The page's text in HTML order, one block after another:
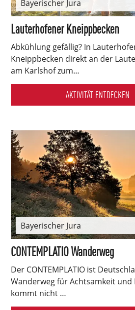
Bayerischer Jura
Lauterhofener Kneippbecken
Abkühlung gefällig? In
Kneippbecken direkt an der
am Karlshof zum…
AKTIVITÄT ENTDECKEN
Bayerischer Jura
CONTEMPLATIO Wanderweg
Der CONTEMPLATIO ist
Wanderweg für Achtsamkeit und
kommt nicht …